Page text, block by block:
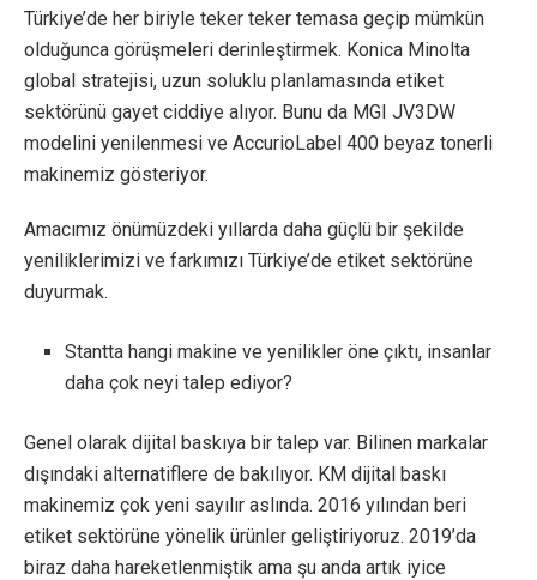
Türkiye’de her biriyle teker teker temasa geçip mümkün
olduğunca görüşmeleri derinleştirmek. Konica Minolta
global stratejisi, uzun soluklu planlamasında etiket
sektörünü gayet ciddiye alıyor. Bunu da MGI JV3DW
modelini yenilenmesi ve AccurioLabel 400 beyaz tonerli
makinemiz gösteriyor.
Amacımız önümüzdeki yıllarda daha güçlü bir şekilde
yeniliklerimizi ve farkımızı Türkiye’de etiket sektörüne
duyurmak.
Stantta hangi makine ve yenilikler öne çıktı, insanlar
daha çok neyi talep ediyor?
Genel olarak dijital baskıya bir talep var. Bilinen markalar
dışındaki alternatiflere de bakılıyor. KM dijital baskı
makinemiz çok yeni sayılır aslında. 2016 yılından beri
etiket sektörüne yönelik ürünler geliştiriyoruz. 2019’da
biraz daha hareketlenmiştik ama şu anda artık iyice